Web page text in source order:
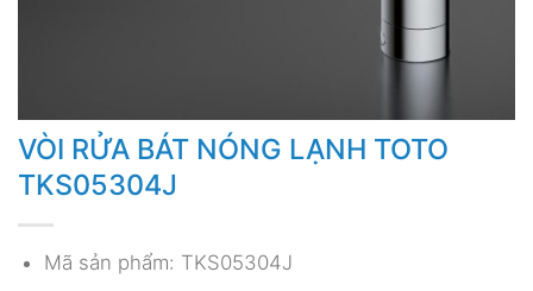
VÒI RỬA BÁT NÓNG LẠNH TOTO
TKS05304J
Mã sản phẩm: TKS05304J